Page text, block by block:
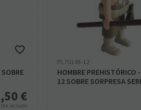
€
IVA incluido
PL70148-12
HOMBRE PREHISTÓRICO
12 SOBRE SORPRESA